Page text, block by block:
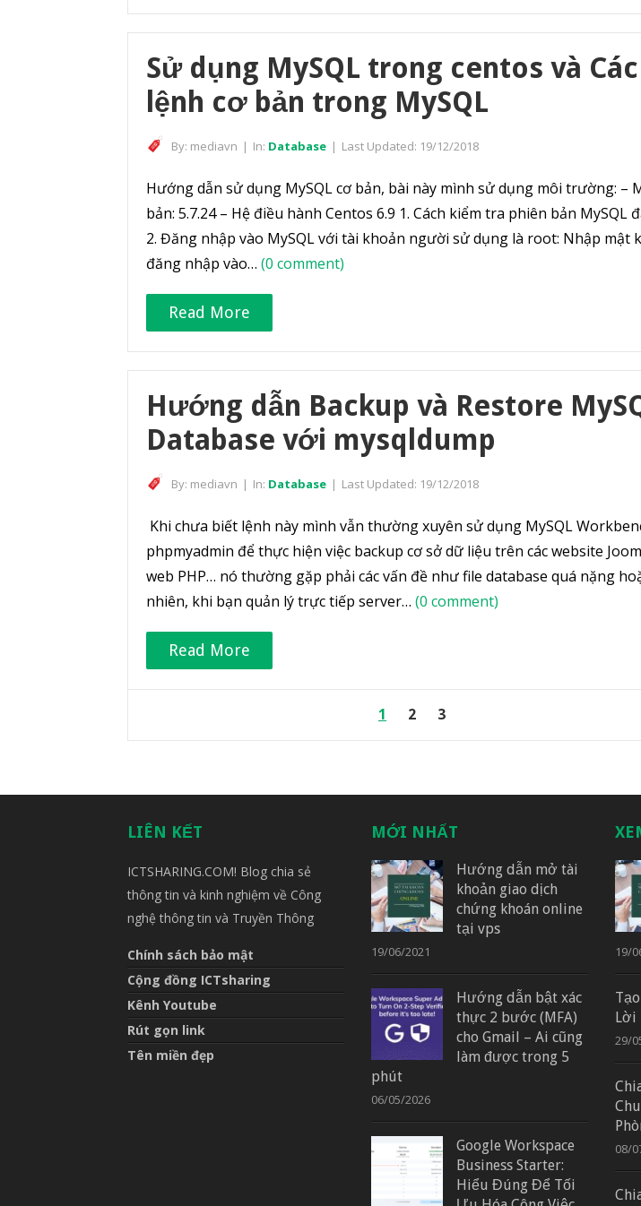
Sử dụng MySQL trong centos và
lệnh cơ bản trong MySQL
By: mediavn | In: Database | Last Updated: 19/12/2018
Hướng dẫn sử dụng MySQL cơ bản, bài này mình sử dụng môi trường: –
bản: 5.7.24 – Hệ điều hành Centos 6.9 1. Cách kiểm tra phiên bản MySQL
2. Đăng nhập vào MySQL với tài khoản người sử dụng là root: Nhập mật
đăng nhập vào… (0 comment)
Read More
Hướng dẫn Backup và Restore
Database với mysqldump
By: mediavn | In: Database | Last Updated: 19/12/2018
Khi chưa biết lệnh này mình vẫn thường xuyên sử dụng MySQL
phpmyadmin để thực hiện việc backup cơ sở dữ liệu trên các website
web PHP… nó thường gặp phải các vấn đề như file database quá nặng
nhiên, khi bạn quản lý trực tiếp server… (0 comment)
Read More
pagination
1 2 3
LIÊN KẾT
ICTSHARING.COM! Blog chia sẻ
thông tin và kinh nghiệm về Công
nghệ thông tin và Truyền Thông
Chính sách bảo mật
Cộng đồng ICTsharing
Kênh Youtube
Rút gọn link
Tên miền đẹp
MỚI NHẤT
Hướng dẫn mở tài
khoản giao dịch
chứng khoán online
tại vps
19/06/2021
Hướng dẫn bật xác
thực 2 bước (MFA)
cho Gmail – Ai cũng
làm được trong 5
phút
06/05/2026
Google Workspace
Business Starter:
Hiểu Đúng Để Tối
19/
Lời
29/
08/